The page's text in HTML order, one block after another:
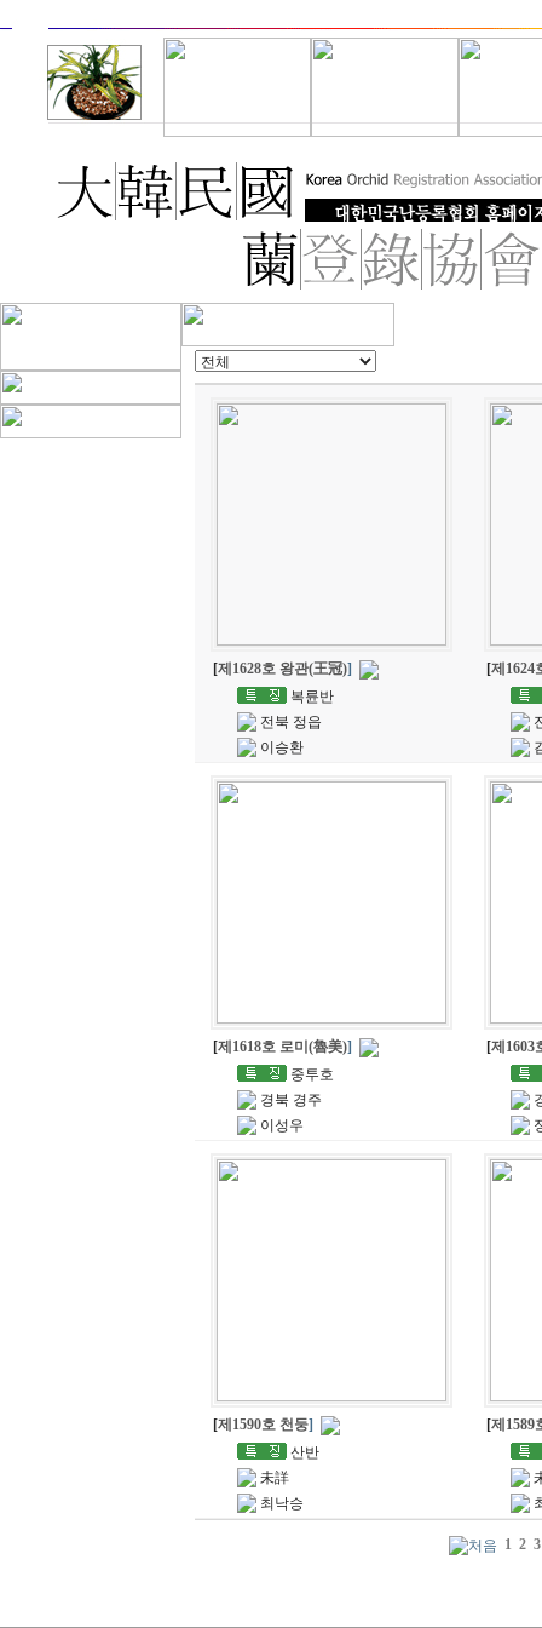
[제1628호 왕관(王冠)]
복륜반
전북 정읍
이승환
[제1624
[제1618호 로미(魯美)]
중투호
경북 경주
이성우
[제1603
[제1590호 천둥]
산반
未詳
최낙승
[제1589
1 2 3